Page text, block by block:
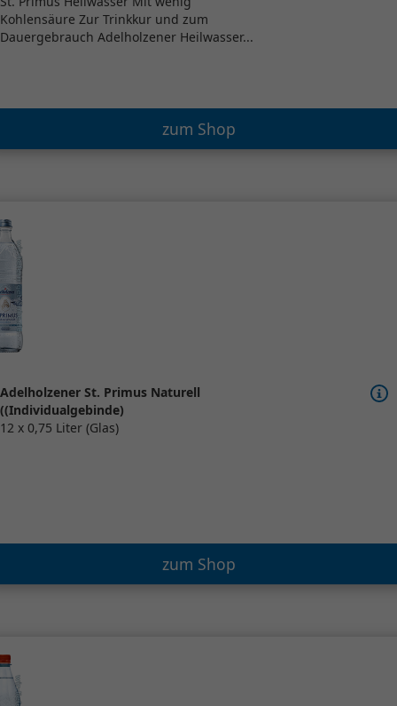
Kohlensäure Zur Trinkkur und zum
Dauergebrauch Adelholzener Heilwasser...
zum Shop
Adelholzener St. Primus Naturell
((Individualgebinde)
12 x 0,75 Liter (Glas)
zum Shop